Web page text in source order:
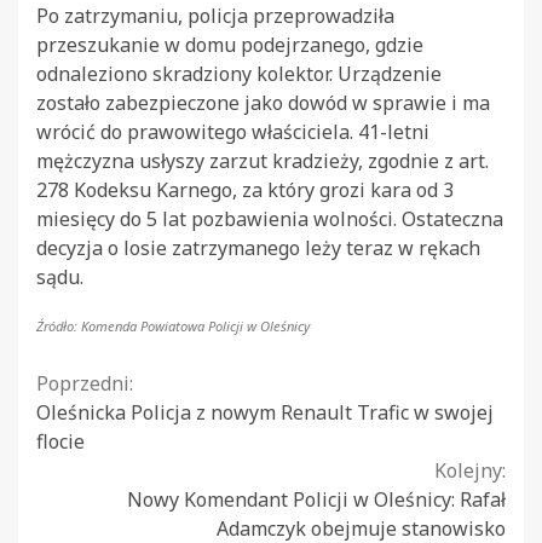
Po zatrzymaniu, policja przeprowadziła
przeszukanie w domu podejrzanego, gdzie
odnaleziono skradziony kolektor. Urządzenie
zostało zabezpieczone jako dowód w sprawie i ma
wrócić do prawowitego właściciela. 41-letni
mężczyzna usłyszy zarzut kradzieży, zgodnie z art.
278 Kodeksu Karnego, za który grozi kara od 3
miesięcy do 5 lat pozbawienia wolności. Ostateczna
decyzja o losie zatrzymanego leży teraz w rękach
sądu.
Źródło: Komenda Powiatowa Policji w Oleśnicy
Continue
Reading
Poprzedni:
Oleśnicka Policja z nowym Renault Trafic w swojej
flocie
Kolejny:
Nowy Komendant Policji w Oleśnicy: Rafał
Adamczyk obejmuje stanowisko